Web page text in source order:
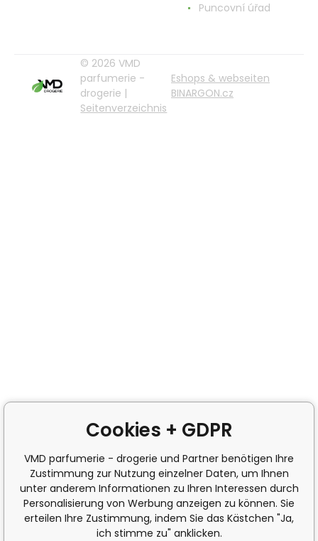
Puncovní úřad
© 2026 VMD
parfumerie -
drogerie |
Seitenverzeichnis
Eshops & webseiten
BINARGON.cz
Cookies + GDPR
VMD parfumerie - drogerie und Partner benötigen Ihre
Zustimmung zur Nutzung einzelner Daten, um Ihnen
unter anderem Informationen zu Ihren Interessen durch
Personalisierung von Werbung anzeigen zu können. Sie
erteilen Ihre Zustimmung, indem Sie das Kästchen "Ja,
ich stimme zu" anklicken.